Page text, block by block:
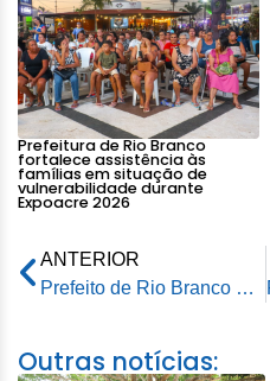
Prefeitura de Rio Branco
fortalece assistência às
famílias em situação de
vulnerabilidade durante
Expoacre 2026
ANTERIOR
Prefeito de Rio Branco é homenageado durante lançamento de olimpíada de educação financeira
Outras notícias: